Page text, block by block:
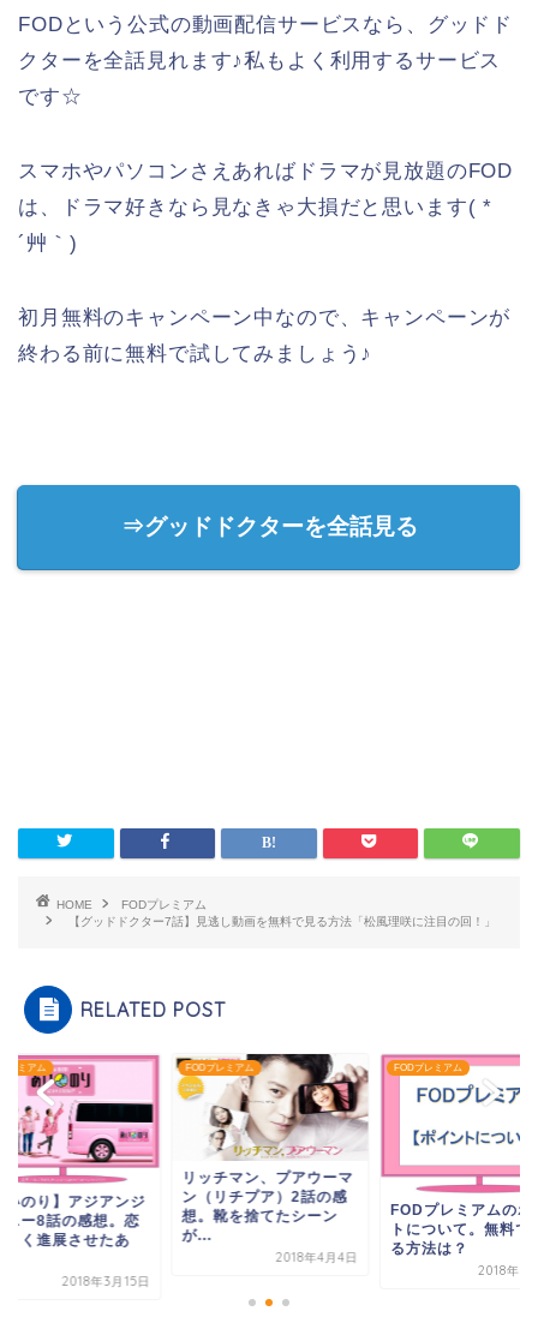
FODという公式の動画配信サービスなら、グッドド
クターを全話見れます♪私もよく利用するサービス
です☆
スマホやパソコンさえあればドラマが見放題のFOD
は、ドラマ好きなら見なきゃ大損だと思います( *
´艸｀)
初月無料のキャンペーン中なので、キャンペーンが
終わる前に無料で試してみましょう♪
⇒グッドドクターを全話見る
HOME
FODプレミアム
【グッドドクター7話】見逃し動画を無料で見る方法「松風理咲に注目の回！」
RELATED POST
レミアム
いのり】アジアンジ
ニー8話の感想。恋
きく進展させたあ
2018年3月15日
FODプレミアム
リッチマン、プアウーマ
ン（リチプア）2話の感
想。靴を捨てたシーン
が...
2018年4月4日
FODプレミアム
FODプレミアムのポ
トについて。無料で
る方法は？
2018年3